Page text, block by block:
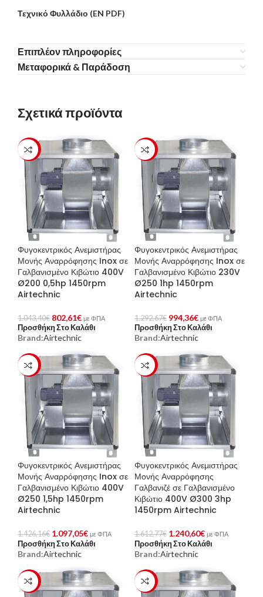
Τεχνικό Φυλλάδιο (EN PDF)
Επιπλέον πληροφορίες
Μεταφορικά & Παράδοση
Σχετικά προϊόντα
-23%
Φυγοκεντρικός Ανεμιστήρας
Μονής Αναρρόφησης Inox σε
Γαλβανισμένο Κιβώτιο 400V
Ø200 0,5hp 1450rpm
Airtechnic
1.043,40€ 802,61€ με ΦΠΑ
Προσθήκη Στο Καλάθι
Brand:Airtechnic
-23%
Φυγοκεντρικός Ανεμιστήρας
Μονής Αναρρόφησης Inox σε
Γαλβανισμένο Κιβώτιο 230V
Ø250 1hp 1450rpm
Airtechnic
1.292,67€ 994,36€ με ΦΠΑ
Προσθήκη Στο Καλάθι
Brand:Airtechnic
-23%
Φυγοκεντρικός Ανεμιστήρας
Μονής Αναρρόφησης Inox σε
Γαλβανισμένο Κιβώτιο 400V
Ø250 1,5hp 1450rpm
Airtechnic
1.426,16€ 1.097,05€ με ΦΠΑ
Προσθήκη Στο Καλάθι
Brand:Airtechnic
-23%
Φυγοκεντρικός Ανεμιστήρας
Μονής Αναρρόφησης
Γαλβανιζέ σε Γαλβανισμένο
Κιβώτιο 400V Ø300 3hp
1450rpm Airtechnic
1.612,77€ 1.240,60€ με ΦΠΑ
Προσθήκη Στο Καλάθι
Brand:Airtechnic
-23% -23%